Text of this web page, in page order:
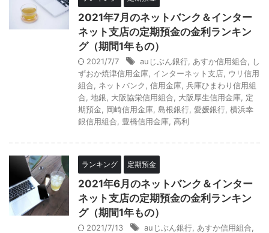
2021年7月のネットバンク＆インター
ネット支店の定期預金の金利ランキン
グ（期間1年もの）
2021/7/7 auじぶん銀行 あすか信用組合
し
ずおか焼津信用金庫 インターネット支店 ウリ信用
組合
ネットバンク 信用金庫 兵庫ひまわり信用組
合 地銀 大阪協栄信用組合 大阪厚生信用金庫 定
期預金
岡崎信用金庫 島根銀行 愛媛銀行 横浜幸
銀信用組合
豊橋信用金庫 高利
ランキング 定期預金
2021年6月のネットバンク＆インター
ネット支店の定期預金の金利ランキン
グ（期間1年もの）
2021/7/13 auじぶん銀行 あすか信用組合